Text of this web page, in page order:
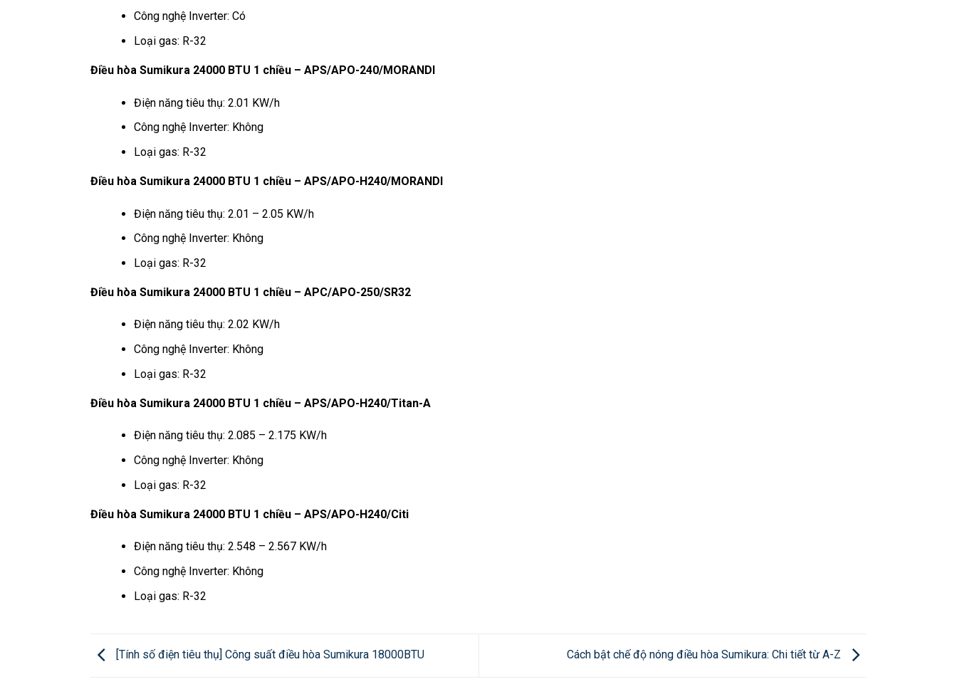
Công nghệ Inverter: Có
Loại gas: R-32
Điều hòa Sumikura 24000 BTU 1 chiều – APS/APO-240/MORANDI
Điện năng tiêu thụ: 2.01 KW/h
Công nghệ Inverter: Không
Loại gas: R-32
Điều hòa Sumikura 24000 BTU 1 chiều – APS/APO-H240/MORANDI
Điện năng tiêu thụ: 2.01 – 2.05 KW/h
Công nghệ Inverter: Không
Loại gas: R-32
Điều hòa Sumikura 24000 BTU 1 chiều – APC/APO-250/SR32
Điện năng tiêu thụ: 2.02 KW/h
Công nghệ Inverter: Không
Loại gas: R-32
Điều hòa Sumikura 24000 BTU 1 chiều – APS/APO-H240/Titan-A
Điện năng tiêu thụ: 2.085 – 2.175 KW/h
Công nghệ Inverter: Không
Loại gas: R-32
Điều hòa Sumikura 24000 BTU 1 chiều – APS/APO-H240/Citi
Điện năng tiêu thụ: 2.548 – 2.567 KW/h
Công nghệ Inverter: Không
Loại gas: R-32
[Tính số điện tiêu thụ] Công suất điều hòa Sumikura 18000BTU Cách bật chế độ nóng điều hòa Sumikura: Chi tiết từ A-Z